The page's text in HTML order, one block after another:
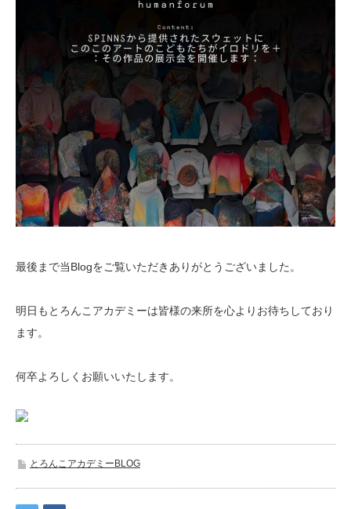
最後まで当Blogをご覧いただきありがとうございました。
明日もとろんこアカデミーは皆様の来所を心よりお待ちしており
ます。
何卒よろしくお願いいたします。
とろんこアカデミーBLOG